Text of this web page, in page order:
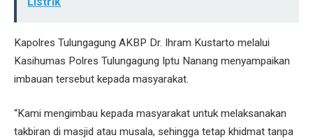
Kapolres Tulungagung AKBP Dr. Ihram Kustarto melalui
Kasihumas Polres Tulungagung Iptu Nanang menyampaikan
imbauan tersebut kepada masyarakat.
“Kami mengimbau kepada masyarakat untuk melaksanakan
takbiran di masjid atau musala, sehingga tetap khidmat tanpa